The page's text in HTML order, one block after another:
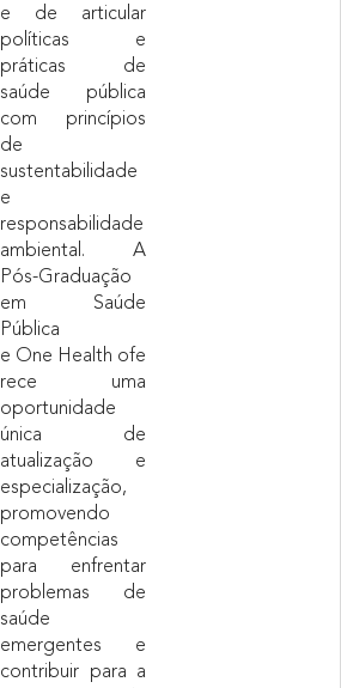
e de articular
políticas e
práticas de
saúde pública
com princípios
de
sustentabilidade
e
responsabilidade
ambiental.
A
Pós-Graduação
em Saúde
Pública
e One Health ofe
rece uma
oportunidade
única de
atualização e
especialização,
promovendo
competências
para enfrentar
problemas de
saúde
emergentes e
contribuir para a